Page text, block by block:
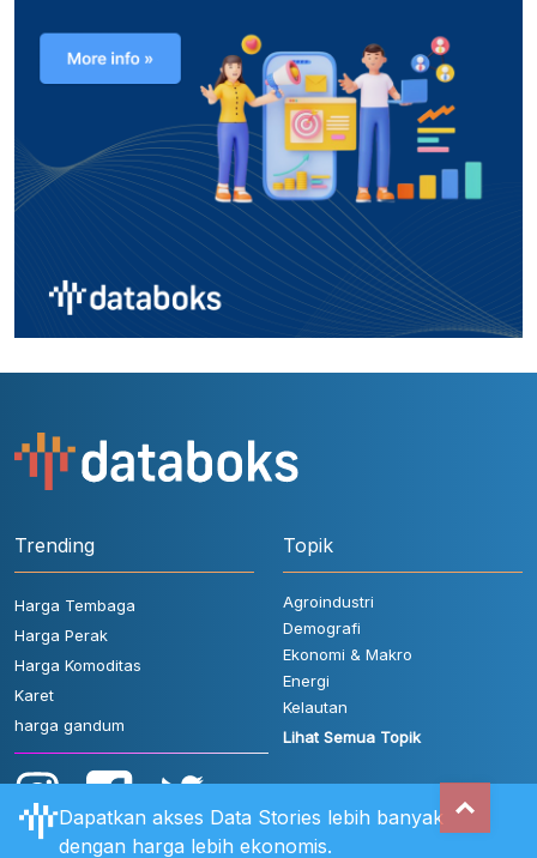
Trending
Harga Tembaga
Harga Perak
Harga Komoditas
Karet
harga gandum
Topik
Agroindustri
Demografi
Ekonomi & Makro
Energi
Kelautan
Lihat Semua Topik
Dapatkan akses Data Stories lebih banyak
dengan harga lebih ekonomis.